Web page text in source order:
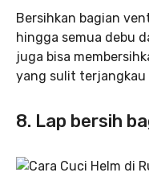
Bersihkan bagian
hingga semua debu
juga bisa
yang sulit terjangkau
8. Lap bersih